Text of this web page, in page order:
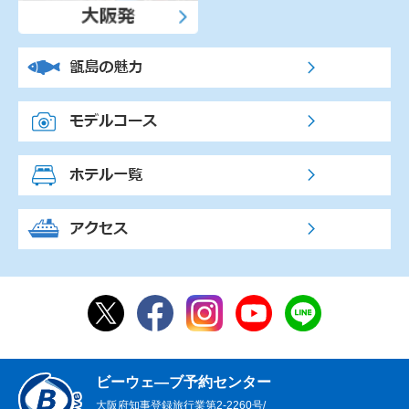
ビーウェ―ブ予約センター
大阪府知事登録旅行業第2-2260号/